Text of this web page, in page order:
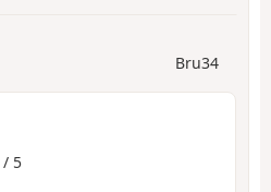
Bru34
/ 5